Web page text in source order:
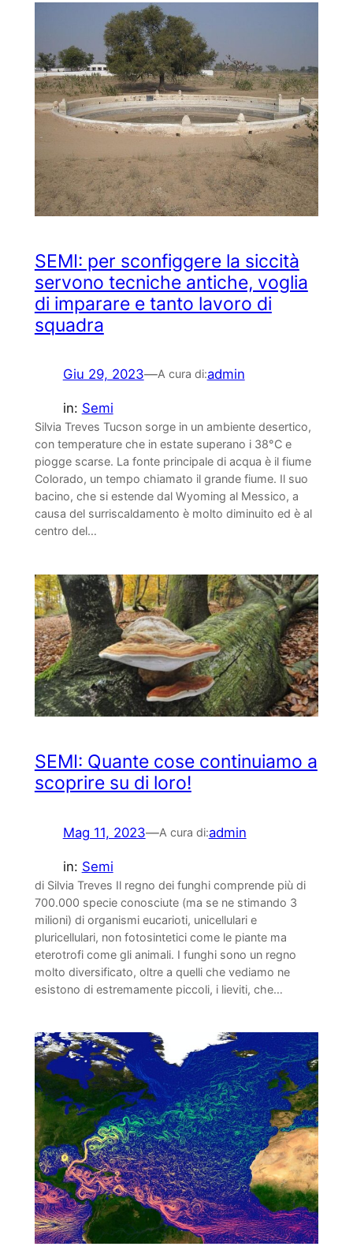
SEMI: per sconfiggere la siccità
servono tecniche antiche, voglia
di imparare e tanto lavoro di
squadra
Giu 29, 2023—A cura di:admin
in: Semi
Silvia Treves Tucson sorge in un ambiente desertico,
con temperature che in estate superano i 38°C e
piogge scarse. La fonte principale di acqua è il fiume
Colorado, un tempo chiamato il grande fiume. Il suo
bacino, che si estende dal Wyoming al Messico, a
causa del surriscaldamento è molto diminuito ed è al
centro del…
SEMI: Quante cose continuiamo a
scoprire su di loro!
Mag 11, 2023—A cura di:admin
in: Semi
di Silvia Treves Il regno dei funghi comprende più di
700.000 specie conosciute (ma se ne stimando 3
milioni) di organismi eucarioti, unicellulari e
pluricellulari, non fotosintetici come le piante ma
eterotrofi come gli animali. I funghi sono un regno
molto diversificato, oltre a quelli che vediamo ne
esistono di estremamente piccoli, i lieviti, che…